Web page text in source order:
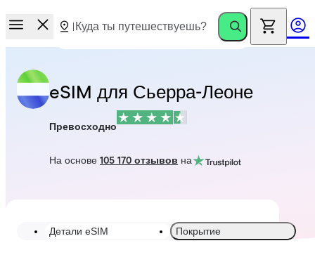
eSIM для Сьерра-Леоне
Превосходно
На основе105 170 отзывов на
Детали eSIM Покрытие